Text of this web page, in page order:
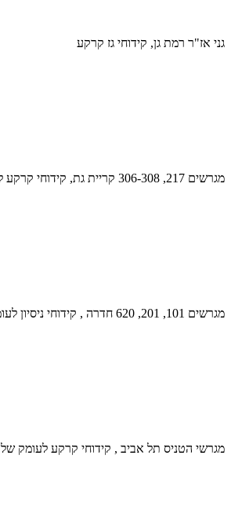
גני אז"ר רמת גן, קידוחי גז קרקע
מגרשים 217, 306-308 קריית גת, קידוחי קרקע לעומקים 25-40 מטר
מגרשים 101, 201, 620 חדרה , קידוחי ניסיון לעומק של 20-40 מטר
מגרשי הטניס תל אביב , קידוחי קרקע לעומק של 40 מטר